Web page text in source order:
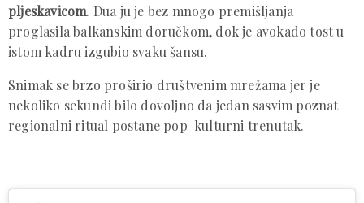
pljeskavicom. Dua ju je bez mnogo premišljanja
proglasila balkanskim doručkom, dok je avokado tost u
istom kadru izgubio svaku šansu.
Snimak se brzo proširio društvenim mrežama jer je
nekoliko sekundi bilo dovoljno da jedan sasvim poznat
regionalni ritual postane pop-kulturni trenutak.